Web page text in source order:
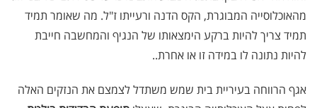
מהאוכלוסייה המבוגרת, הקס הדנה ורעייתו ז"ל. מה שאומר תמיד
תמיד צריך להיות ברקע הימצאותו של הנגיף והמחשבה חייבת
להיות נתונה לו במידה זו או אחרת..
אגף הרווחה בעיריית בית שמש משתדל לצמצם את הנזקים האלה